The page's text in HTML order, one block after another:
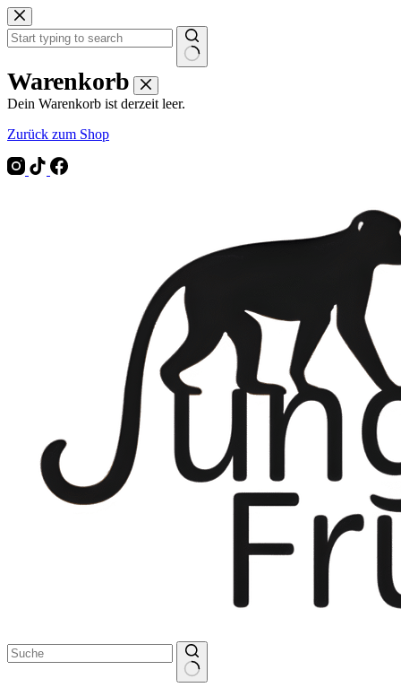
Zum
Inhalt
springen
Keine
Ergebnisse
Warenkorb
Dein Warenkorb ist derzeit leer.
Zurück zum Shop